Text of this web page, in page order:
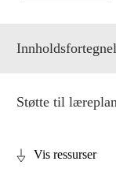
Støtte til
Vis ressurser